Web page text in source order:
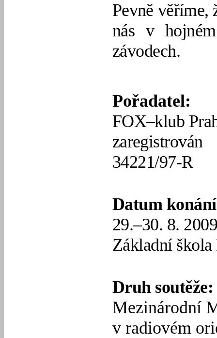
Pevně věříme,
nás v
závodech.
Pořadatel:
FOX–klub
34221/97-R
Datum
29.–30. 8. 2009
Základní škola
Druh soutěže:
Mezinárodní
v radiovém